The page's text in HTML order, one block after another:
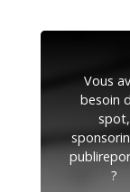
Vous
besoin
spot,
?